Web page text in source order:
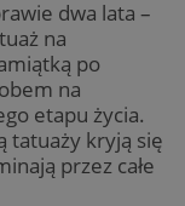
dwa lata –
na
po
na
etapu życia.
tatuaży kryją się
przez całe